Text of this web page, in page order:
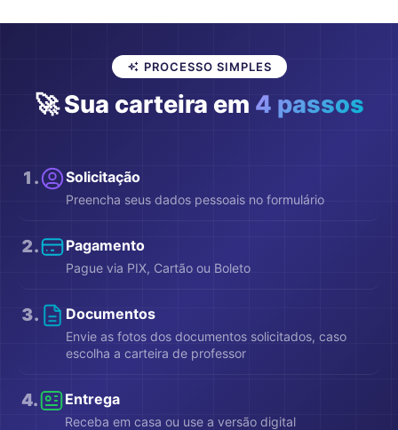
PROCESSO SIMPLES
🚀 Sua carteira em 4 passos
1 . Solicitação
Preencha seus dados pessoais no formulário
2. Pagamento
Pague via PIX, Cartão ou Boleto
3. Documentos
Envie as fotos dos documentos solicitados, caso
escolha a carteira de professor
4. Entrega
Receba em casa ou use a versão digital